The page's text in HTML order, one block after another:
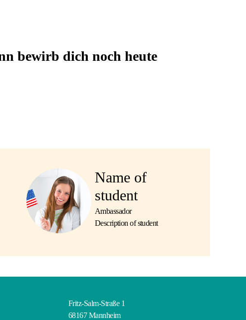
bewirb dich noch heute
Name of
student
Ambassador
Description of student
Fritz-Salm-Straße 1
68167 Mannheim